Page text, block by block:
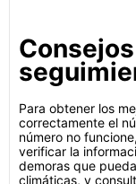
Para obtener los
correctamente el
número no
verificar la
demoras que
climáticas, y